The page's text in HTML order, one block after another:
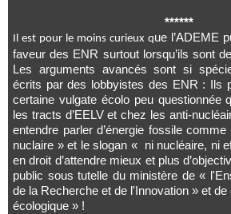
******
Il est pour le moins curieux que l’ADEME
faveur des ENR surtout lorsqu’ils sont
Les arguments avancés sont si
écrits par des lobbyistes des ENR : Ils
certaine vulgate écolo peu questionnée
les tracts d’EELV et chez les anti-
entendre parler d’énergie fossile
nuclaire » et le slogan « ni nucléaire, ni
en droit d’attendre mieux et plus
public sous tutelle du ministère de «
de la Recherche et de l'Innovation » et
écologique » !